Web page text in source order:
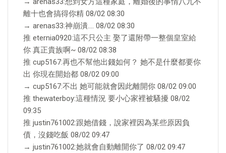
離十也會搞得你精 08/02 08:30
→ arenas33:神崩潰…. 08/02 08:30
推 eternia0920:這不只公主 娶了還附帶一整個皇室給
你 真正貴族啊~ 08/02 08:38
推 cup5167:再也不幫他出錢如何？ 她不是什麼都要你
出 你現在開始都 08/02 09:00
→ cup5167:不出 她可能就會因此離開你 08/02 09:00
推 thewaterboy:這種情況 要小心家裡被騷擾 08/02
09:35
推 justin761002:跟她借錢，說家裡因為某些原因負
債，沒錢吃飯 08/02 09:47
→ justin761002:她就會自動離開你了 08/02 09:47